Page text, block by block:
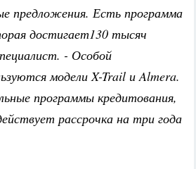
предложения. Есть программа
достигает130 тысяч
- Особой
модели X-Trail и Almera.
программы кредитования,
рассрочка на три года